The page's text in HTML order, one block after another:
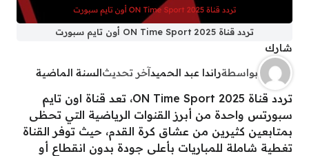
تردد قناة ON Time Sport 2025 أون تايم سبورت
شارك
بواسطةراندا عبد الحميدآخر تحديثالسنة الماضية
تردد قناة ON Time Sport 2025، تعد قناة اون تايم
سبورتس واحدة من أبرز القنوات الرياضية التي تحظى
بمتابعين كثيرين من عشاق كرة القدم، حيث توفر القناة
تغطية شاملة للمباريات بأعلى جودة بدون انقطاع أو